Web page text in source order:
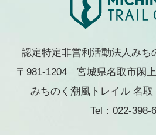
認定特定非営利活動法人みち
〒981-1204 宮城県名取市閖
みちのく潮風トレイル 名
Tel：022-398-